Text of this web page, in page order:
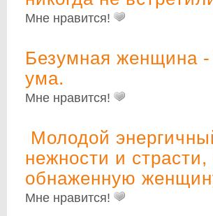
Мне нравится!
Безумная женщина -
ума.
Мне нравится!
Молодой
нежности и
обнаженную
Мне нравится!